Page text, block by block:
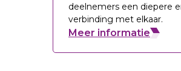
deelnemers een diepere
verbinding met elkaar.
Meer informatie